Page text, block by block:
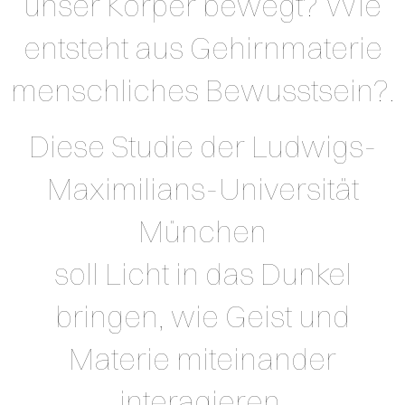
entsteht aus Gehirnmaterie
menschliches Bewusstsein?.
Diese Studie der Ludwigs-
Maximilians-Universität
München
soll Licht in das Dunkel
bringen, wie Geist und
Materie miteinander